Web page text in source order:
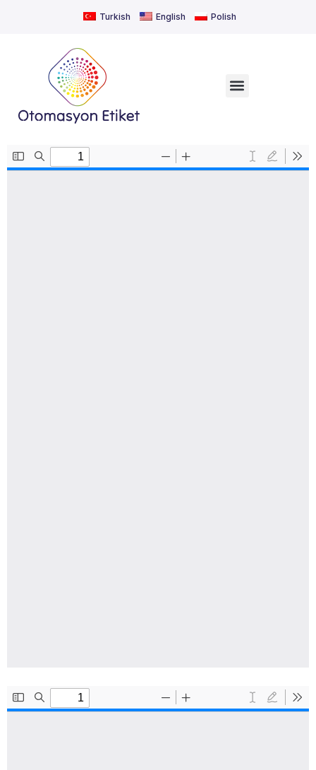
Turkish English Polish